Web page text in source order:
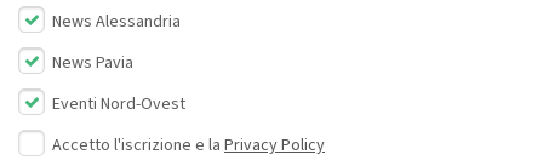
News Alessandria
News Pavia
Eventi Nord-Ovest
Accetto l'iscrizione e la Privacy Policy